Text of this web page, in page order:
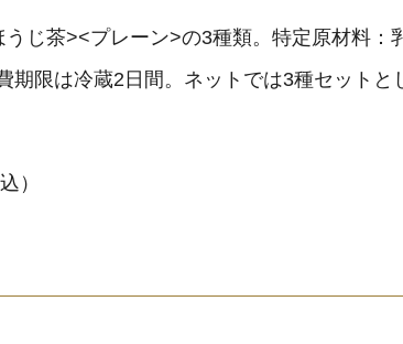
じ茶><プレーン>の3種類。特定原材料：
期限は冷蔵2日間。ネットでは3種セットと
）